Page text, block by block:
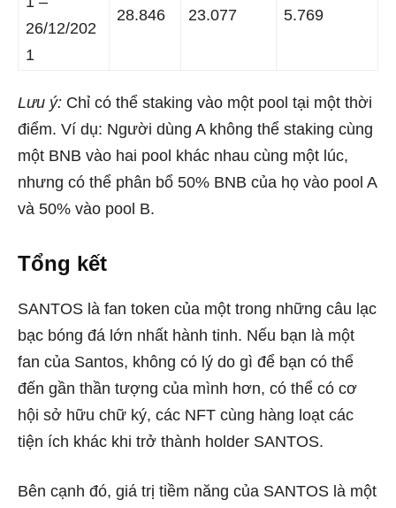
26/12/202
1
28.846 23.077 5.769
Lưu ý: Chỉ có thể staking vào một pool tại một thời
điểm. Ví dụ: Người dùng A không thể staking cùng
một BNB vào hai pool khác nhau cùng một lúc,
nhưng có thể phân bổ 50% BNB của họ vào pool A
và 50% vào pool B.
Tổng kết
SANTOS là fan token của một trong những câu lạc
bạc bóng đá lớn nhất hành tinh. Nếu bạn là một
fan của Santos, không có lý do gì để bạn có thể
đến gần thần tượng của mình hơn, có thể có cơ
hội sở hữu chữ ký, các NFT cùng hàng loạt các
tiện ích khác khi trở thành holder SANTOS.
Bên cạnh đó, giá trị tiềm năng của SANTOS là một